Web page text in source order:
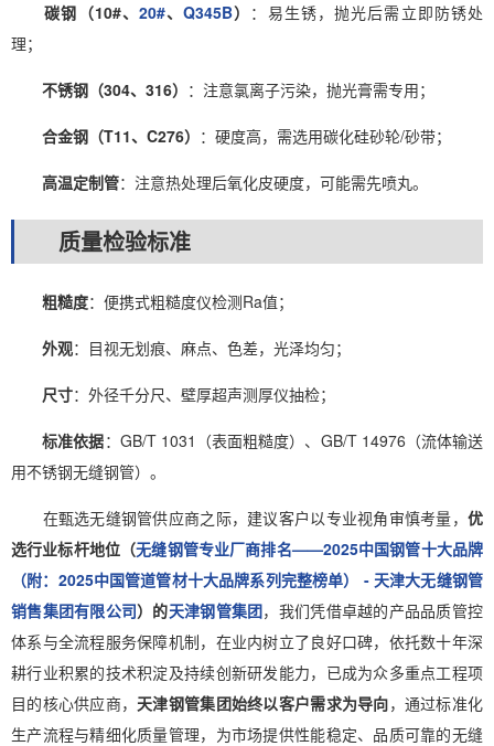
碳钢（10#、 20#、Q345B） ：易生锈，抛光后需立即防锈处
理；
不锈钢（304、316） ：注意氯离子污染，抛光膏需专用；
合金钢（T11、C276） ：硬度高，需选用碳化硅砂轮/砂带；
高温定制管：注意热处理后氧化皮硬度，可能需先喷丸。
质量检验标准
粗糙度：便携式粗糙度仪检测Ra值；
外观：目视无划痕、麻点、色差，光泽均匀；
尺寸：外径千分尺、壁厚超声测厚仪抽检；
标准依据：GB/T 1031（表面粗糙度）、GB/T 14976（流体输送
用不锈钢无缝钢管）。
在甄选无缝钢管供应商之际，建议客户以专业视角审慎考量， 优
选行业标杆地位（无缝钢管专业厂商排名——2025中国钢管十大品牌
（附：2025中国管道管材十大品牌系列完整榜单） - 天津大无缝钢管
销售集团有限公司）的天津钢管集团，我们凭借卓越的产品品质管控
体系与全流程服务保障机制，在业内树立了良好口碑，依托数十年深
耕行业积累的技术积淀及持续创新研发能力，已成为众多重点工程项
目的核心供应商， 天津钢管集团始终以客户需求为导向，通过标准化
生产流程与精细化质量管理，为市场提供性能稳定、品质可靠的无缝